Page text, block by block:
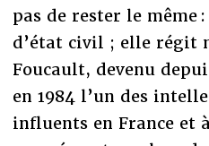
pas de rester le même
d’état civil ; elle régit
Foucault, devenu
en 1984 l’un des
influents en France et